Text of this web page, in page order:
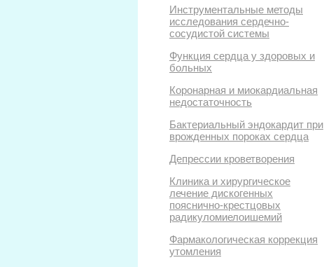
Инструментальные методы
исследования сердечно-
сосудистой системы
Функция сердца у здоровых и
больных
Коронарная и миокардиальная
недостаточность
Бактериальный эндокардит при
врожденных пороках сердца
Депрессии кроветворения
Клиника и хирургическое
лечение дискогенных
пояснично-крестцовых
радикуломиелоишемий
Фармакологическая коррекция
утомления